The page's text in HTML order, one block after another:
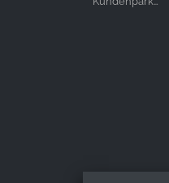
Laufzeit: